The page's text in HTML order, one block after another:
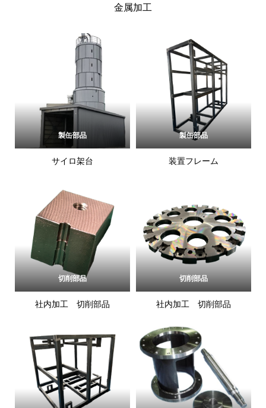
金属加工
製缶部品
サイロ架台
製缶部品
装置フレーム
切削部品
社内加工 切削部品
切削部品
社内加工 切削部品